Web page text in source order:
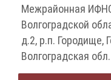
Межрайонная
Волгоградской
д.2, р.п. Городище,
Волгоградская обл.